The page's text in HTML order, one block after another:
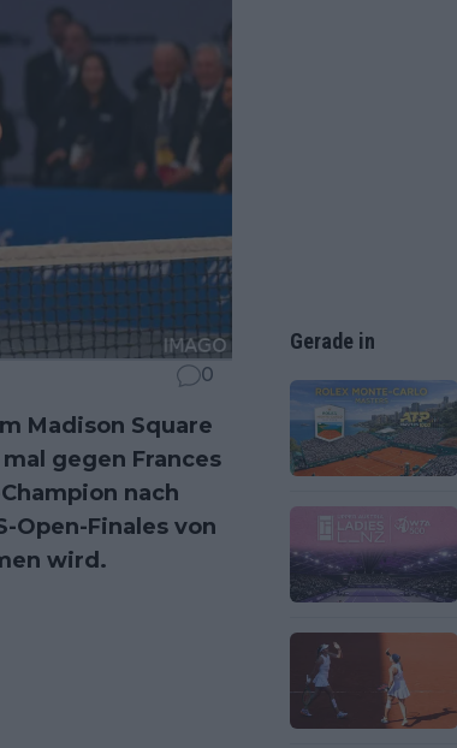
0
Madison Square
gegen Frances
nach
Open-Finales von
wird.
Gerade in